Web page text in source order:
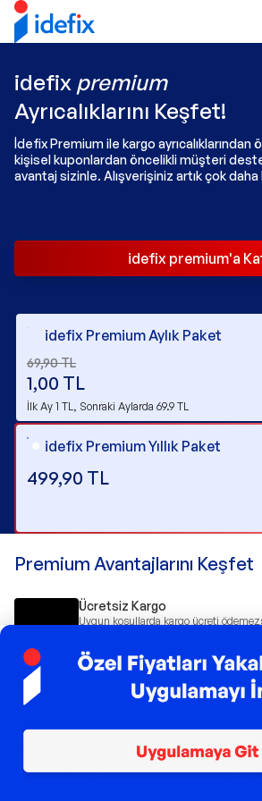
idefix premium
Ayrıcalıklarını Keşfet!
İdefix Premium ile kargo ayrıcalıklarından
kişisel kuponlardan öncelikli müşteri
avantaj sizinle. Alışverişiniz artık çok
idefix premium'a
idefix Premium Aylık Paket
69,90TL
1,00 TL
İlk Ay 1 TL, Sonraki Aylarda 69.9 TL
idefix Premium Yıllık Paket
499,90 TL
Premium Avantajlarını Keşfet
Ücretsiz Kargo
Uygun koşullarda kargo ücreti
Mevcut